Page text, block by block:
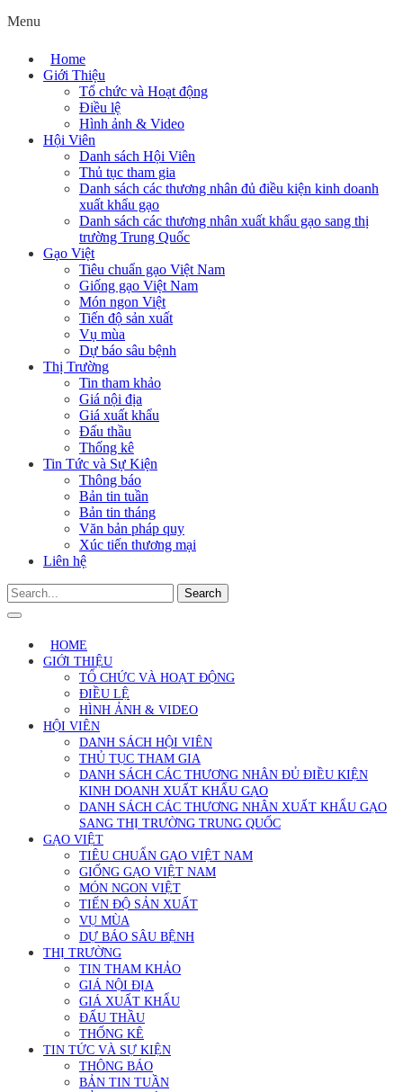
Menu
Home
Giới Thiệu
Tổ chức và Hoạt động
Điều lệ
Hình ảnh & Video
Hội Viên
Danh sách Hội Viên
Thủ tục tham gia
Danh sách các thương nhân đủ điều kiện kinh doanh
xuất khẩu gạo
Danh sách các thương nhân xuất khẩu gạo sang thị
trường Trung Quốc
Gạo Việt
Tiêu chuẩn gạo Việt Nam
Giống gạo Việt Nam
Món ngon Việt
Tiến độ sản xuất
Vụ mùa
Dự báo sâu bệnh
Thị Trường
Tin tham khảo
Giá nội địa
Giá xuất khẩu
Đấu thầu
Thống kê
Tin Tức và Sự Kiện
Thông báo
Bản tin tuần
Bản tin tháng
Văn bản pháp quy
Xúc tiến thương mại
Liên hệ
Search
HOME
GIỚI THIỆU
TỔ CHỨC VÀ HOẠT ĐỘNG
ĐIỀU LỆ
HÌNH ẢNH & VIDEO
HỘI VIÊN
DANH SÁCH HỘI VIÊN
THỦ TỤC THAM GIA
DANH SÁCH CÁC THƯƠNG NHÂN ĐỦ ĐIỀU KIỆN
KINH DOANH XUẤT KHẨU GẠO
DANH SÁCH CÁC THƯƠNG NHÂN XUẤT KHẨU GẠO
SANG THỊ TRƯỜNG TRUNG QUỐC
GẠO VIỆT
TIÊU CHUẨN GẠO VIỆT NAM
GIỐNG GẠO VIỆT NAM
MÓN NGON VIỆT
TIẾN ĐỘ SẢN XUẤT
VỤ MÙA
DỰ BÁO SÂU BỆNH
THỊ TRƯỜNG
TIN THAM KHẢO
GIÁ NỘI ĐỊA
GIÁ XUẤT KHẨU
ĐẤU THẦU
THỐNG KÊ
TIN TỨC VÀ SỰ KIỆN
THÔNG BÁO
BẢN TIN TUẦN